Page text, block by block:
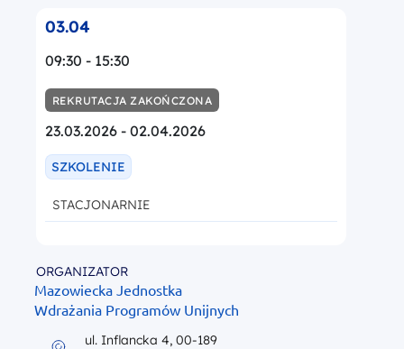
03.04
09:30 - 15:30
REKRUTACJA ZAKOŃCZONA
23.03.2026 - 02.04.2026
SZKOLENIE
STACJONARNIE
ORGANIZATOR
Mazowiecka Jednostka
Wdrażania Programów Unijnych
ul. Inflancka 4, 00-189